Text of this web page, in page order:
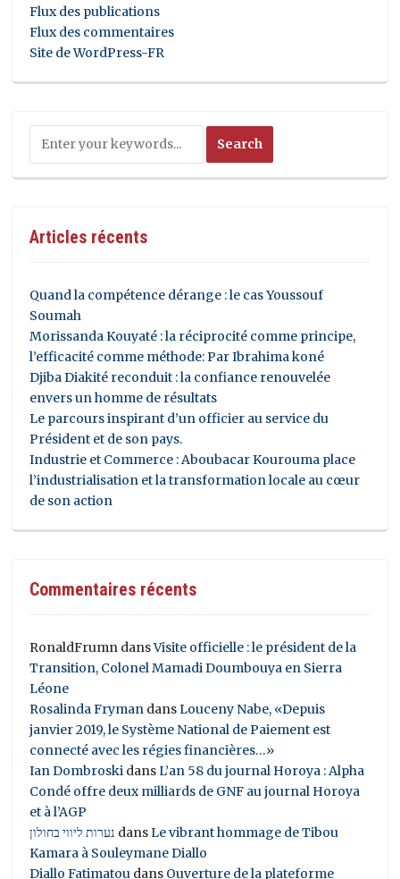
Flux des publications
Flux des commentaires
Site de WordPress-FR
Articles récents
Quand la compétence dérange : le cas Youssouf
Soumah
Morissanda Kouyaté : la réciprocité comme principe,
l’efficacité comme méthode: Par Ibrahima koné
Djiba Diakité reconduit : la confiance renouvelée
envers un homme de résultats
Le parcours inspirant d’un officier au service du
Président et de son pays.
Industrie et Commerce : Aboubacar Kourouma place
l’industrialisation et la transformation locale au cœur
de son action
Commentaires récents
RonaldFrumn dansVisite officielle : le président de la
Transition, Colonel Mamadi Doumbouya en Sierra
Léone
Rosalinda Fryman dansLouceny Nabe, «Depuis
janvier 2019, le Système National de Paiement est
connecté avec les régies financières…»
Ian Dombroski dansL’an 58 du journal Horoya : Alpha
Condé offre deux milliards de GNF au journal Horoya
et à l’AGP
נערות ליווי בחולון dansLe vibrant hommage de Tibou
Kamara à Souleymane Diallo
Diallo Fatimatou dans Ouverture de la plateforme